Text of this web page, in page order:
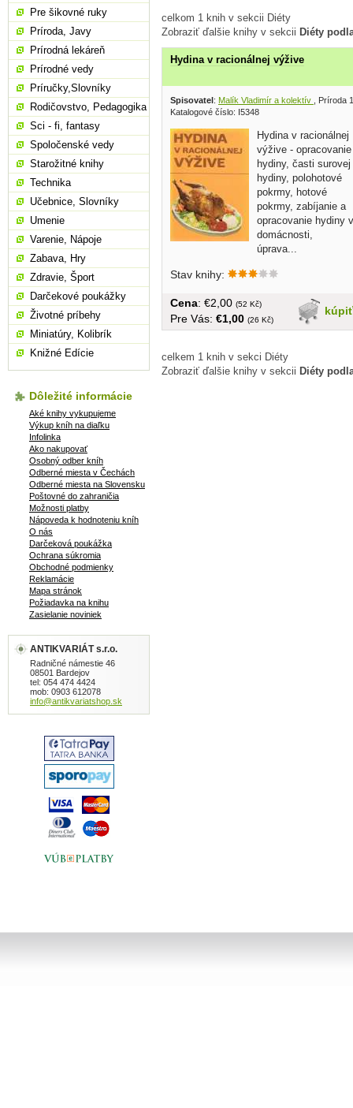
celkom 1 knih v sekcii Diéty
Zobraziť ďalšie knihy v sekcii Diéty
Hydina v racionálnej výžive
Spisovatel: Malík Vladimír a kolektív
, Príroda
Katalogové číslo: I5348
Hydina v racionálnej
výžive - opracovanie
hydiny, časti surovej
hydiny, polohotové
pokrmy, hotové
pokrmy, zabíjanie a
opracovanie hydiny v
domácnosti,
úprava...
Stav knihy:
kúpiť
Cena: €2,00 (52 Kč)
Pre Vás: €1,00 (26 Kč)
celkem 1 knih v sekci Diéty
Zobraziť ďalšie knihy v sekcii Diéty
Pre šikovné ruky
Príroda, Javy
Prírodná lekáreň
Prírodné vedy
Príručky,Slovníky
Rodičovstvo, Pedagogika
Sci - fi, fantasy
Spoločenské vedy
Starožitné knihy
Technika
Učebnice, Slovníky
Umenie
Varenie, Nápoje
Zabava, Hry
Zdravie, Šport
Darčekové poukážky
Životné príbehy
Miniatúry, Kolibrík
Knižné Edície
Dôležité informácie
Aké knihy vykupujeme
Výkup kníh na diaľku
Infolinka
Ako nakupovať
Osobný odber kníh
Odberné miesta v Čechách
Odberné miesta na Slovensku
Poštovné do zahraničia
Možnosti platby
Nápoveda k hodnoteniu kníh
O nás
Darčeková poukážka
Ochrana súkromia
Obchodné podmienky
Reklamácie
Mapa stránok
Požiadavka na knihu
Zasielanie noviniek
ANTIKVARIÁT s.r.o.
Radničné námestie 46
08501 Bardejov
tel: 054 474 4424
mob: 0903 612078
info@antikvariatshop.sk